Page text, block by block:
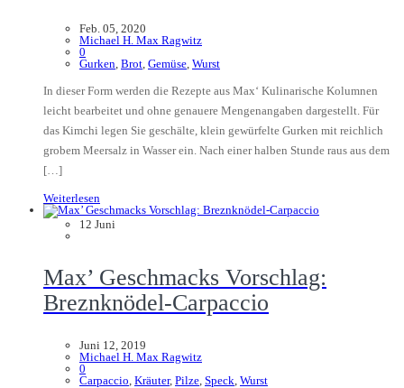
Feb. 05, 2020
Michael H. Max Ragwitz
0
Gurken Brot Gemüse Wurst
In dieser Form werden die Rezepte aus Max‘ Kulinarische Kolumnen
leicht bearbeitet und ohne genauere Mengenangaben dargestellt. Für
das Kimchi legen Sie geschälte, klein gewürfelte Gurken mit reichlich
grobem Meersalz in Wasser ein. Nach einer halben Stunde raus aus dem
[…]
Weiterlesen
12 Juni
Max’ Geschmacks Vorschlag:
Breznknödel-Carpaccio
Juni 12, 2019
Michael H. Max Ragwitz
0
Carpaccio Kräuter, Pilze Speck Wurst